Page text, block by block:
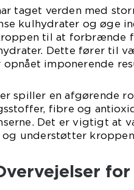
taget verden med
kulhydrater og øge
til at forbrænde
Dette fører til
opnået imponerende
spiller en afgørende
fibre og
Det er vigtigt at
og understøtter